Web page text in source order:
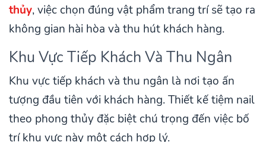
thủy, việc chọn đúng vật phẩm trang trí sẽ tạo ra
không gian hài hòa và thu hút khách hàng.
Khu Vực Tiếp Khách Và Thu Ngân
Khu vực tiếp khách và thu ngân là nơi tạo ấn
tượng đầu tiên với khách hàng. Thiết kế tiệm nail
theo phong thủy đặc biệt chú trọng đến việc bố
trí khu vực này một cách hợp lý.